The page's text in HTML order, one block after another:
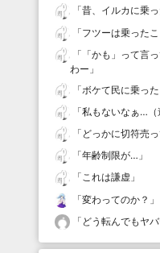
「昔、イルカに乗
「フツーは乗った
「 「かも」って言
わー 」
「ボケて民に乗っ
「私もないなぁ…（
「 どっかに切符売
「年齢制限が… 」
「これは謙虚 」
「変わってのか？ 」
「 どう転んでもヤ